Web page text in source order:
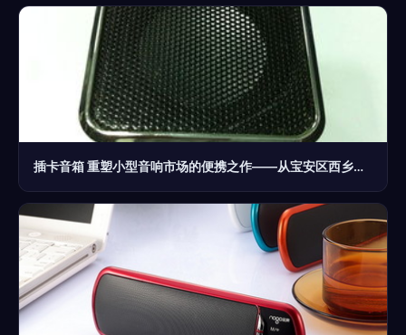
插卡音箱 重塑小型音响市场的便携之作——从宝安区西乡三嘉塑胶制品厂看行业新动向